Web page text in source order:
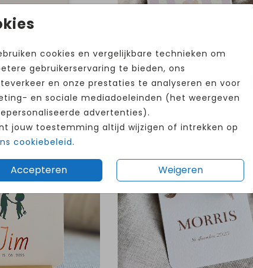
cookies en vergelijkbare technieken om
gebruikerservaring te bieden, ons
en onze prestaties te analyseren en voor
en sociale mediadoeleinden (het weergeven
advertenties).
jouw toestemming altijd wijzigen of intrekken op
cookiebeleid.
Accepteren Weigeren